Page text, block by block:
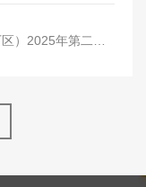
）2025年第二季